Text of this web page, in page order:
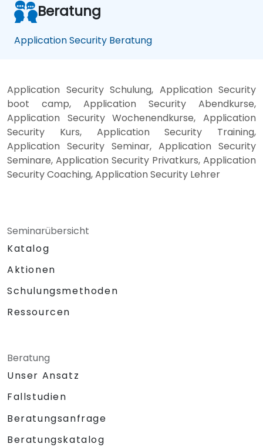
Beratung
Application Security Beratung
Application Security Schulung, Application Security
boot camp, Application Security Abendkurse,
Application Security Wochenendkurse, Application
Security Kurs, Application Security Training,
Application Security Seminar, Application Security
Seminare, Application Security Privatkurs, Application
Security Coaching, Application Security Lehrer
Seminarübersicht
Katalog
Aktionen
Schulungsmethoden
Ressourcen
Beratung
Unser Ansatz
Fallstudien
Beratungsanfrage
Beratungskatalog